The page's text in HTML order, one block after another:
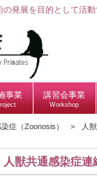
発展を目的として活
事業 講習会事業
Workshop
症（Zoonosis） 人
人獣共通感染症